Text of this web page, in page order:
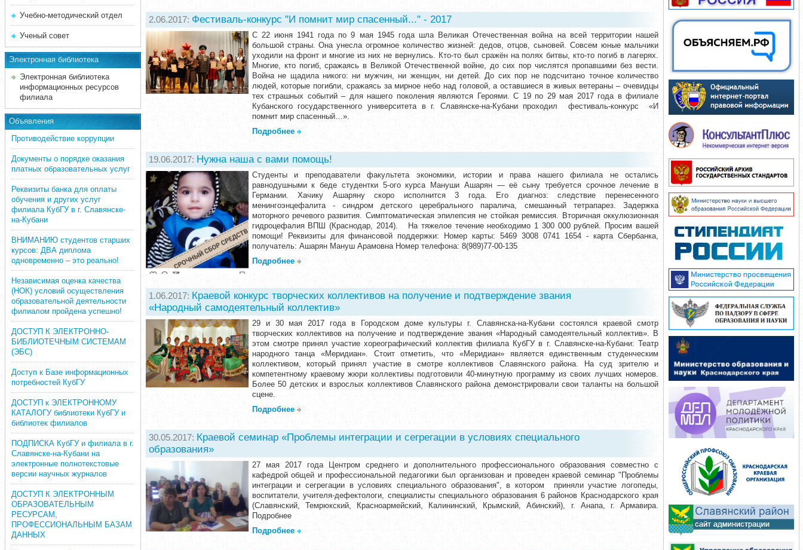
Учебно-методический отдел
Ученый совет
Электронная библиотека
Электронная библиотека
информационных ресурсов
филиала
Объявления
Противодействие коррупции
Документы о порядке оказания
платных образовательных услуг
Реквизиты банка для оплаты
обучения и других услуг
филиала КубГУ в г. Славянске-
на-Кубани
ВНИМАНИЮ студентов старших
курсов: ДВА диплома
одновременно – это реально!
Независимая оценка качества
(НОК) условий осуществления
образовательной деятельности
филиалом пройдена успешно!
ДОСТУП К ЭЛЕКТРОННО-
БИБЛИОТЕЧНЫМ СИСТЕМАМ
(ЭБС)
Доступ к Базе информационных
потребностей КубГУ
ДОСТУП к ЭЛЕКТРОННОМУ
КАТАЛОГУ библиотеки КубГУ и
библиотек филиалов
ПОДПИСКА КубГУ и филиала в г.
Славянске-на-Кубани на
электронные полнотекстовые
версии научных журналов
ДОСТУП К ЭЛЕКТРОННЫМ
ОБРАЗОВАТЕЛЬНЫМ
РЕСУРСАМ,
ПРОФЕССИОНАЛЬНЫМ БАЗАМ
ДАННЫХ
2.06.2017: Фестиваль-конкурс "И помнит мир спасенный..." - 2017
С 22 июня 1941 года по 9 мая 1945 года шла Великая Отечественная война на всей территории нашей
большой страны. Она унесла огромное количество жизней: дедов, отцов, сыновей. Совсем юные мальчики
уходили на фронт и многие из них не вернулись. Кто-то был сражён на полях битвы, кто-то погиб в лагерях.
Многие, кто погиб, сражаясь в Великой Отечественной войне, до сих пор числятся пропавшими без вести.
Война не щадила никого: ни мужчин, ни женщин, ни детей. До сих пор не подсчитано точное количество
людей, которые погибли, сражаясь за мирное небо над головой, а оставшиеся в живых ветераны – очевидцы
тех страшных событий – для нашего поколения являются Героями. С 19 по 29 мая 2017 года в филиале
Кубанского государственного университета в г. Славянске-на-Кубани проходил фестиваль-конкурс «И
помнит мир спасенный…».
Подробнее
19.06.2017: Нужна наша с вами помощь!
Студенты и преподаватели факультета экономики, истории и права нашего филиала не остались
равнодушными к беде студентки 5-ого курса Мануши Ашарян — её сыну требуется срочное лечение в
Германии. Хачику Ашаряну скоро исполнится 3 года. Его диагноз: следствие перенесенного
менингоэнцефалита - синдром детского церебрального паралича, смешанный тетрапарез. Задержка
моторного речевого развития. Симптоматическая эпилепсия не стойкая ремиссия. Вторичная оккулюзионная
гидроцефалия ВПШ (Краснодар, 2014). На тяжелое течение необходимо 1 300 000 рублей. Просим вашей
помощи! Реквизиты для финансовой поддержки: Номер карты: 5469 3008 0741 1654 - карта Сбербанка,
получатель: Ашарян Мануш Арамовна Номер телефона: 8(989)77-00-135
Подробнее
1.06.2017: Краевой конкурс творческих коллективов на получение и подтверждение звания
«Народный самодеятельный коллектив»
29 и 30 мая 2017 года в Городском доме культуры г. Славянска-на-Кубани состоялся краевой смотр
творческих коллективов на получение и подтверждение звания «Народный самодеятельный коллектив». В
этом смотре принял участие хореографический коллектив филиала КубГУ в г. Славянске-на-Кубани: Театр
народного танца «Меридиан». Стоит отметить, что «Меридиан» является единственным студенческим
коллективом, который принял участие в смотре коллективов Славянского района. На суд зрителю и
компетентному краевому жюри коллективы подготовили 40-минутную программу из своих лучших номеров.
Более 50 детских и взрослых коллективов Славянского района демонстрировали свои таланты на большой
сцене.
Подробнее
30.05.2017: Краевой семинар «Проблемы интеграции и сегрегации в условиях специального
образования»
27 мая 2017 года Центром среднего и дополнительного профессионального образования совместно с
кафедрой общей и профессиональной педагогики был организован и проведен краевой семинар "Проблемы
интеграции и сегрегации в условиях специального образования", в котором приняли участие логопеды,
воспитатели, учителя-дефектологи, специалисты специального образования 6 районов Краснодарского края
(Славянский, Темрюкский, Красноармейский, Калининский, Крымский, Абинский), г. Анапа, г. Армавира.
Подробнее
Подробнее